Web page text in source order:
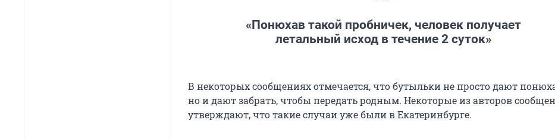
«Понюхав такой пробничек, человек получает
летальный исход в течение 2 суток»
В некоторых сообщениях отмечается, что бутыльки не просто дают
но и дают забрать, чтобы передать родным. Некоторые из авторов
утверждают, что такие случаи уже были в Екатеринбурге.